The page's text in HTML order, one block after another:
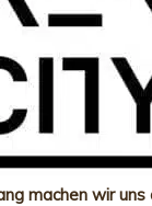
machen wir